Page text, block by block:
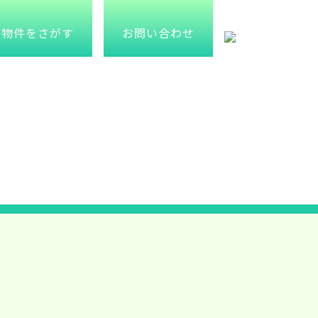
物件をさがす お問い合わせ